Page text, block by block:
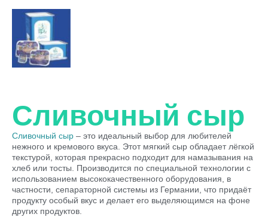
Сливочный сыр
Сливочный сыр – это идеальный выбор для любителей
нежного и кремового вкуса. Этот мягкий сыр обладает лёгкой
текстурой, которая прекрасно подходит для намазывания на
хлеб или тосты. Производится по специальной технологии с
использованием высококачественного оборудования, в
частности, сепараторной системы из Германии, что придаёт
продукту особый вкус и делает его выделяющимся на фоне
других продуктов.